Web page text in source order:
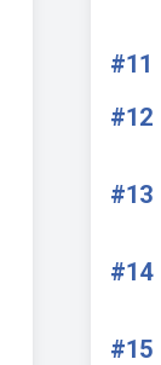
#11
#12
#13
#14
#15